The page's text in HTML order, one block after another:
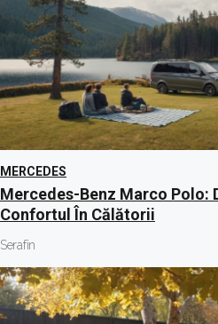
MERCEDES
Mercedes-Benz Marco Polo:
Confortul În Călătorii
Serafin